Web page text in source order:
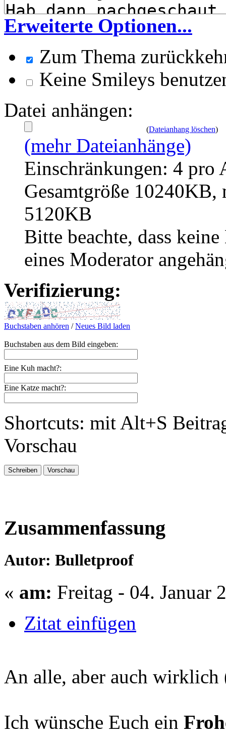
Erweiterte Optionen...
Zum Thema
Keine Smileys
Datei anhängen:
(Dateianhang löschen)
(mehr Dateianhänge)
Einschränkungen: 4 pro
Gesamtgröße
5120KB
Bitte beachte, dass
eines Moderator
Verifizierung:
Buchstaben anhören /Neues Bild laden
Buchstaben aus dem Bild eingeben:
Eine Kuh macht?:
Eine Katze macht?:
Shortcuts: mit Alt+S
Vorschau
Zusammenfassung
Autor: Bulletproof
« am: Freitag - 04. Januar
Zitat einfügen
An alle, aber auch
Ich wünsche Euch ein